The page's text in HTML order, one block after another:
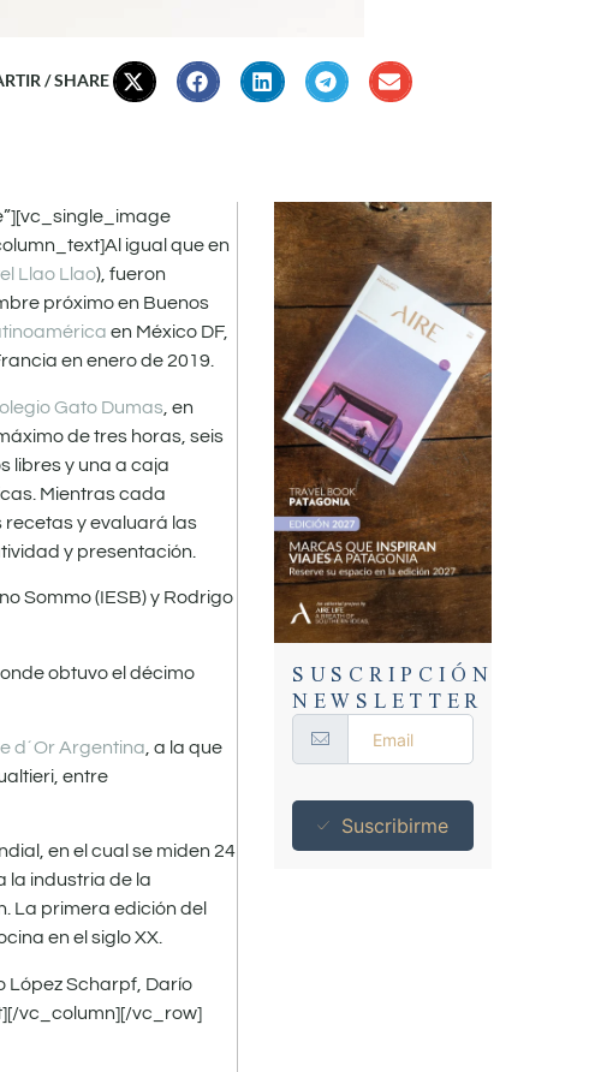
/ SHARE
igual que en
Llao Llao), fueron
próximo en Buenos
en México DF,
en enero de 2019.
Gato Dumas , en
de tres horas, seis
libres y una a caja
Mientras cada
y evaluará las
y presentación.
Sommo (IESB) y Rodrigo
obtuvo el décimo
d´Or Argentina , a la que
entre
en el cual se miden 24
la industria de la
La primera edición del
en el siglo XX.
López Scharpf, Darío
vc_column][/vc_row]
SUSCRIPCIÓN
NEWSLETTER
Suscribirme